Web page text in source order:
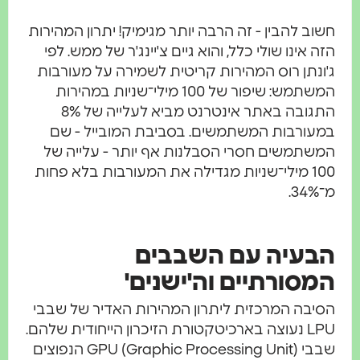
חשוב להבין - זה הרבה יותר מגימיק! יתרון המהירות
הזה אינו שולי כלל, והוא גיים צ'יינג'ר של ממש. לפי
ג'ונתן רוס המהירות קריטית לשמירה על מעורבות
המשתמש: שיפור של 100 מילי־שניות במהירות
התגובה באתר אינטרנט מביא לעלייה של 8%
במעורבות המשתמשים. בסביבת המובייל - שם
המשתמשים חסרי הסבלנות אף יותר - עלייה של
100 מילי־שניות מגדילה את המעורבות בלא פחות
מ־34%.
הבעיה עם השבבים
המסורתיים וה'ישנים'
הסיבה המרכזית ליתרון המהירות האדיר של שבבי
LPU נעוצה בארכיטקטורת הזיכרון הייחודית שלהם.
שבבי GPU (Graphic Processing Unit) הנפוצים